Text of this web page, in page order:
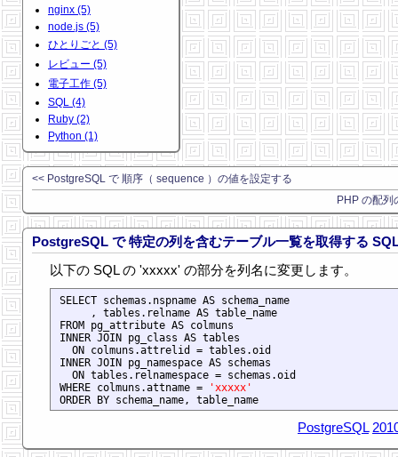
nginx (5)
node.js (5)
ひとりごと (5)
レビュー (5)
電子工作 (5)
SQL (4)
Ruby (2)
Python (1)
<< PostgreSQL で 順序（ sequence ）の値を設定する
PHP の配列
PostgreSQL で 特定の列を含むテーブル一覧を取得する
以下の SQL の 'xxxxx' の部分を列名に変更します。
SELECT schemas.nspname AS schema_name
     , tables.relname AS table_name
FROM pg_attribute AS colmuns
INNER JOIN pg_class AS tables
  ON colmuns.attrelid = tables.oid
INNER JOIN pg_namespace AS schemas
  ON tables.relnamespace = schemas.oid
WHERE colmuns.attname =
'xxxxx'
PostgreSQL